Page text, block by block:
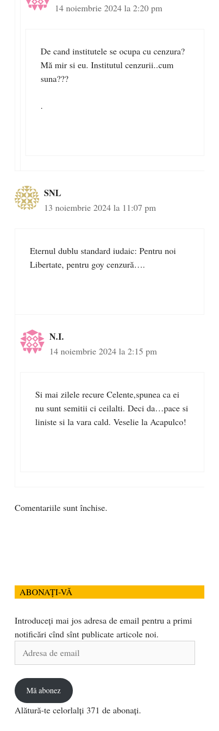
14 noiembrie 2024 la 2:20 pm
De cand institutele se ocupa cu cenzura?
Mă mir si eu. Institutul cenzurii..cum
suna???
.
SNL
13 noiembrie 2024 la 11:07 pm
Eternul dublu standard iudaic: Pentru noi
Libertate, pentru goy cenzură….
N.I.
14 noiembrie 2024 la 2:15 pm
Si mai zilele recure Celente,spunea ca ei
nu sunt semitii ci ceilalti. Deci da…pace si
liniste si la vara cald. Veselie la Acapulco!
Comentariile sunt închise.
ABONAȚI-VĂ
Introduceți mai jos adresa de email pentru a primi
notificări cînd sînt publicate articole noi.
Mă abonez
Alătură-te celorlalți 371 de abonați.